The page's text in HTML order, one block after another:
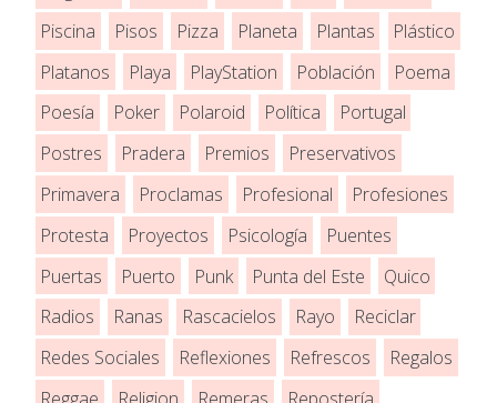
Piscina
Pisos Pizza Planeta Plantas
Plástico
Platanos
Playa PlayStation Población
Poema
Poesía
Poker Polaroid Política
Portugal
Postres
Pradera Premios
Preservativos
Primavera
Proclamas Profesional
Profesiones
Protesta
Proyectos Psicología
Puentes
Puertas
Puerto Punk Punta del Este
Quico
Radios
Ranas Rascacielos Rayo
Reciclar
Redes Sociales
Reflexiones Refrescos
Regalos